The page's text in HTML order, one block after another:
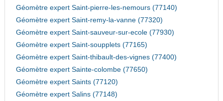
Géomètre expert Saint-pierre-les-nemours (77140)
Géomètre expert Saint-remy-la-vanne (77320)
Géomètre expert Saint-sauveur-sur-ecole (77930)
Géomètre expert Saint-soupplets (77165)
Géomètre expert Saint-thibault-des-vignes (77400)
Géomètre expert Sainte-colombe (77650)
Géomètre expert Saints (77120)
Géomètre expert Salins (77148)